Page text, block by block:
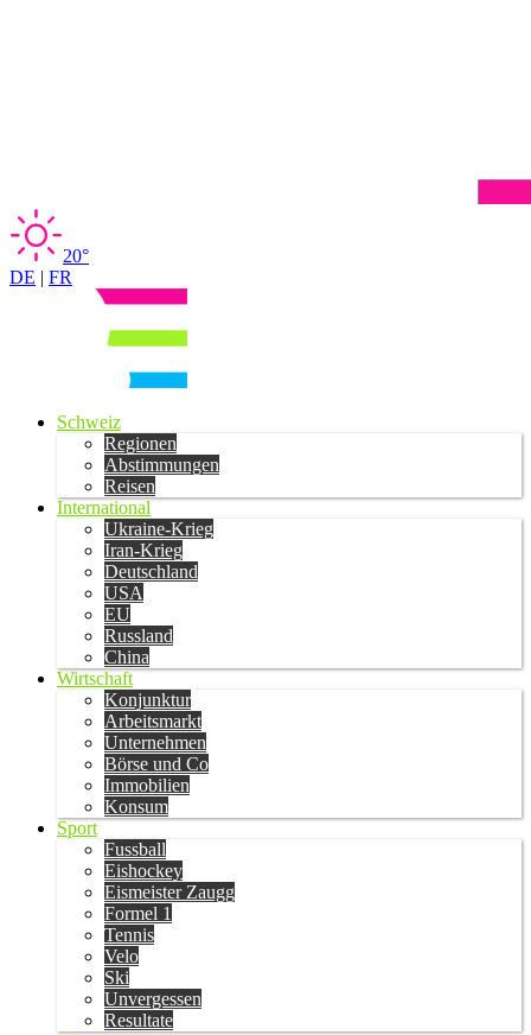
20°
DE | FR
Schweiz
Regionen
Abstimmungen
Reisen
International
Ukraine-Krieg
Iran-Krieg
Deutschland
USA
EU
Russland
China
Wirtschaft
Konjunktur
Arbeitsmarkt
Unternehmen
Börse und Co
Immobilien
Konsum
Sport
Fussball
Eishockey
Eismeister Zaugg
Formel 1
Tennis
Velo
Ski
Unvergessen
Resultate